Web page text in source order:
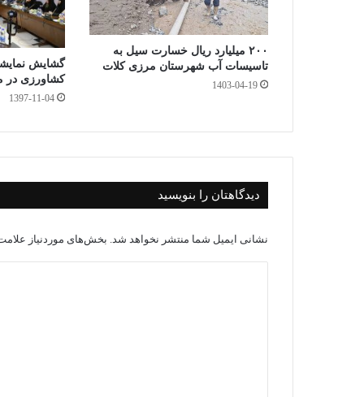
۲۰۰ میلیارد ریال خسارت سیل به
تاسیسات آب شهرستان مرزی کلات
1403-04-19
گشایش
کشاورزی در
1397-11-04
دیدگاهتان را بنویسید
نشانی ایمیل شما منتشر نخواهد شد. بخش‌های موردنیاز